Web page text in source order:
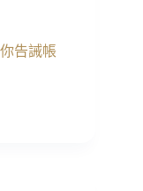
告誡帳